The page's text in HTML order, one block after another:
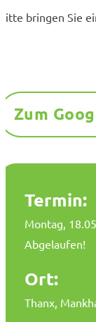
bringen Sie
Zum
Termin:
Montag,
Abgelaufen!
Ort:
Thanx,